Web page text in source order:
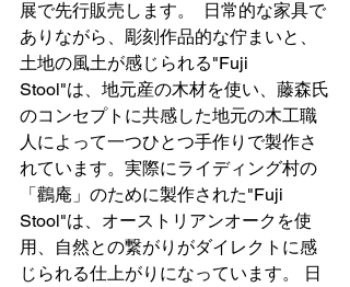
展で先行販売します。  日常的な家具で
ありながら、彫刻作品的な佇まいと、
土地の風土が感じられる"Fuji
Stool"は、地元産の木材を使い、藤森氏
のコンセプトに共感した地元の木工職
人によって一つひとつ手作りで製作さ
れています。実際にライディング村の
「鸛庵」のために製作された"Fuji
Stool"は、オーストリアンオークを使
用、自然との繋がりがダイレクトに感
じられる仕上がりになっています。 日